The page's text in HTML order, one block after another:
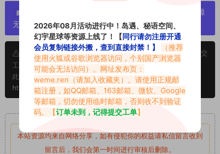
提示：
严禁搬运资源链接，一经发现封号处理，素材资源
无露点、需求请绕道，关闭本站网页！
申明：本文资源均来源网友分享，若侵犯了您的权限可以提交
工单处理。
此外本文章皆属于原创文章，转载请注明出处！原文链接：
https://www.vmiba.com/18641.html
重要声明
本站资源均来自网络分享，如有侵犯你的权益请私信留言收到
留言后，我们会第一时间进行审核后删除。
2026年08月活动进行中！岛遇、秘语空间、
幻宇星球等资源上线了！【同行请勿注册开通
会员复制链接外搬，查到直接封禁！】
（推荐
使用火狐或谷歌浏览器访问，个别国产浏览器
可能会无法访问）。网址发布页：
weme.ren （请加入收藏夹）。请使用正规邮
箱注册，如QQ邮箱、163邮箱、微软、Google
等邮箱，切勿使用临时邮箱，否则收不到验证
码。【订单未到，记得提交工单】